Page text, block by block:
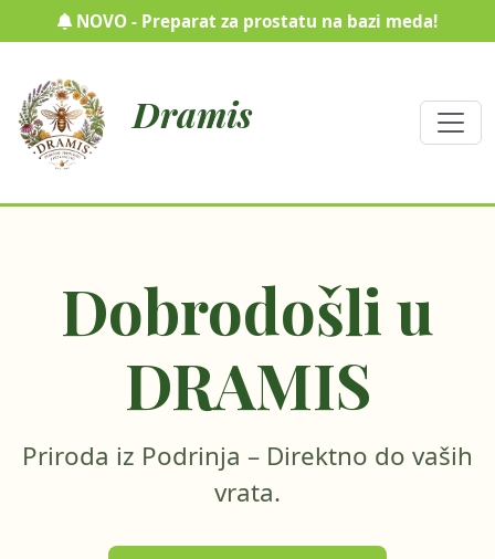
NOVO - Preparat za prostatu na bazi meda!
Dramis
Dobrodošli u
DRAMIS
Priroda iz Podrinja – Direktno do vaših
vrata.